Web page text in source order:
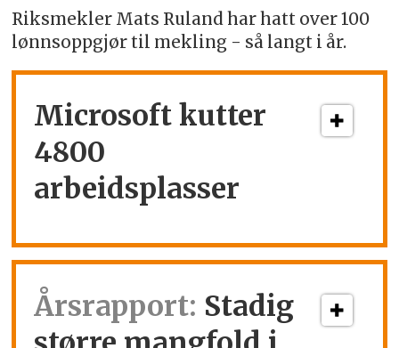
Riksmekler Mats Ruland har hatt over 100
lønnsoppgjør til mekling - så langt i år.
Microsoft kutter
4800
arbeidsplasser
Årsrapport: Stadig